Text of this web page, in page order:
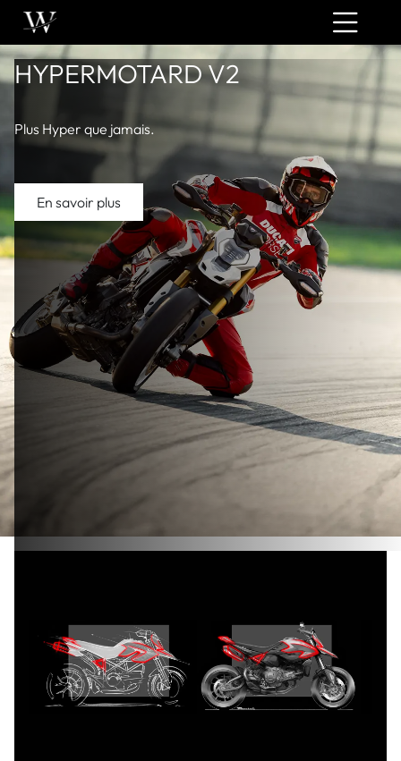
HYPERMOTARD V2
Plus Hyper que jamais.
En savoir plus